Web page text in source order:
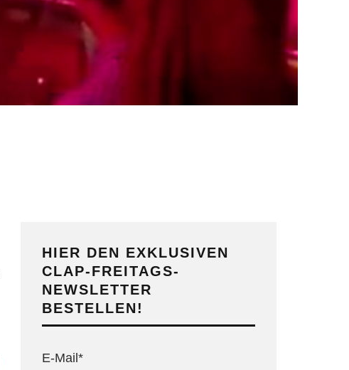
HIER DEN EXKLUSIVEN
CLAP-FREITAGS-
NEWSLETTER
BESTELLEN!
E-Mail*